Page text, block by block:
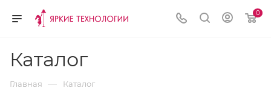
0
Каталог
Главная — Каталог